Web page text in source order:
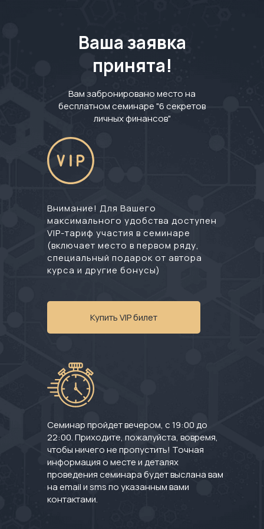
Семинар пройдет вечером, с 19:00 до
22:00. Приходите, пожалуйста, вовремя,
чтобы ничего не пропустить! Точная
информация о месте и деталях
проведения семинара будет выслана вам
на email и sms по указанным вами
контактами.
Внимание! Для Вашего
максимального удобства доступен
VIP-тариф участия в семинаре
(включает место в первом ряду,
специальный подарок от автора
курса и другие бонусы)
Вам забронировано место на
бесплатном семинаре "6 секретов
личных финансов"
Ваша заявка
принята!
Купить VIP билет